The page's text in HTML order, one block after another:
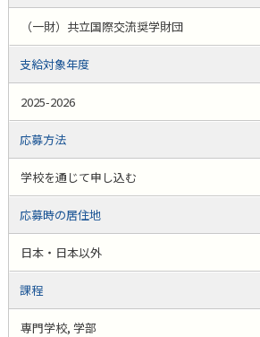
（一財）共立国際交流奨学財団
支給対象年度
2025-2026
応募方法
学校を通じて申し込む
応募時の居住地
日本・日本以外
課程
専門学校, 学部